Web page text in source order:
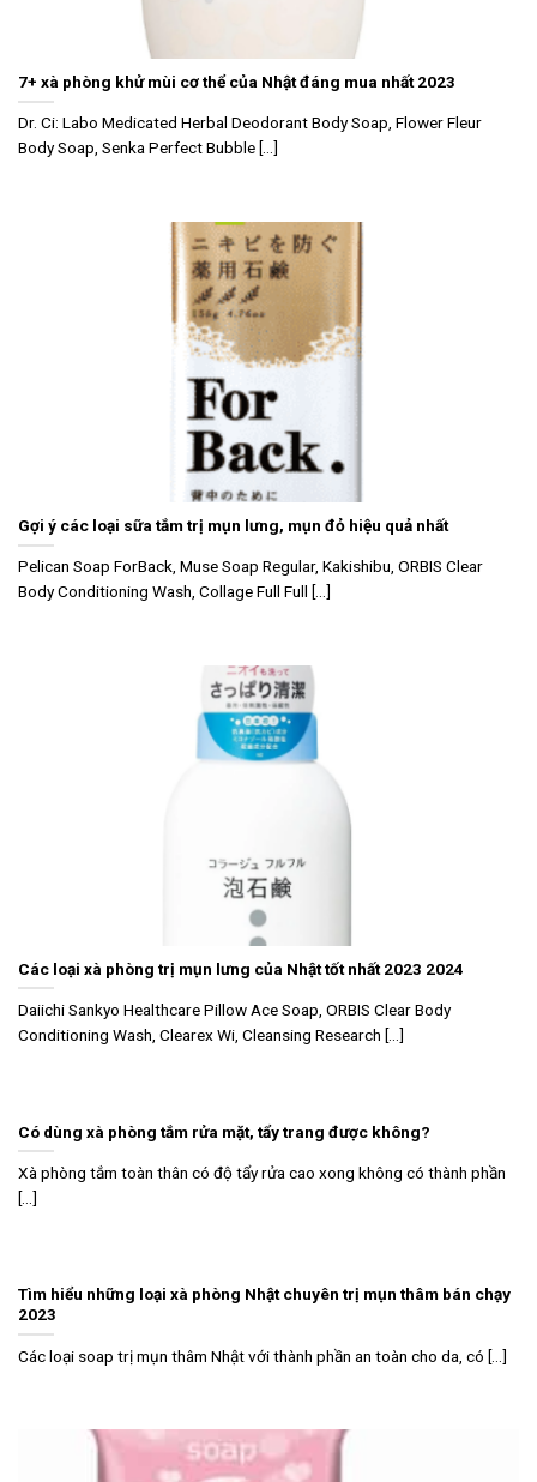
7+ xà phòng khử mùi cơ thể của Nhật đáng mua nhất 2023
Dr. Ci: Labo Medicated Herbal Deodorant Body Soap, Flower Fleur
Body Soap, Senka Perfect Bubble [...]
Gợi ý các loại sữa tắm trị mụn lưng, mụn đỏ hiệu quả nhất
Pelican Soap ForBack, Muse Soap Regular, Kakishibu, ORBIS Clear
Body Conditioning Wash, Collage Full Full [...]
Các loại xà phòng trị mụn lưng của Nhật tốt nhất 2023 2024
Daiichi Sankyo Healthcare Pillow Ace Soap, ORBIS Clear Body
Conditioning Wash, Clearex Wi, Cleansing Research [...]
Có dùng xà phòng tắm rửa mặt, tẩy trang được không?
Xà phòng tắm toàn thân có độ tẩy rửa cao xong không có thành phần
[...]
Tìm hiểu những loại xà phòng Nhật chuyên trị mụn thâm bán chạy
2023
Các loại soap trị mụn thâm Nhật với thành phần an toàn cho da, có [...]